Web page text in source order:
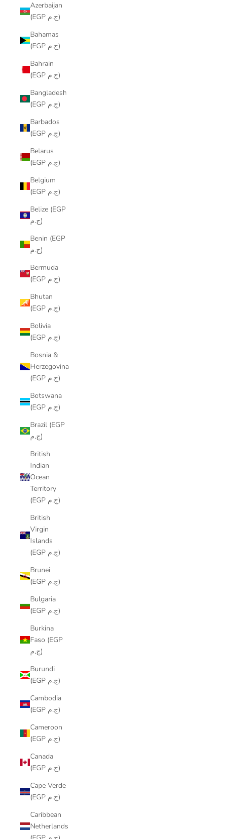
Azerbaijan
(EGP ج.م)
Bahamas
(EGP ج.م)
Bahrain
(EGP ج.م)
Bangladesh
(EGP ج.م)
Barbados
(EGP ج.م)
Belarus
(EGP ج.م)
Belgium
(EGP ج.م)
Belize (EGP
ج.م)
Benin (EGP
ج.م)
Bermuda
(EGP ج.م)
Bhutan
(EGP ج.م)
Bolivia
(EGP ج.م)
Bosnia &
Herzegovina
(EGP ج.م)
Botswana
(EGP ج.م)
Brazil (EGP
ج.م)
British
Indian
Ocean
Territory
(EGP ج.م)
British
Virgin
Islands
(EGP ج.م)
Brunei
(EGP ج.م)
Bulgaria
(EGP ج.م)
Burkina
Faso (EGP
ج.م)
Burundi
(EGP ج.م)
Cambodia
(EGP ج.م)
Cameroon
(EGP ج.م)
Canada
(EGP ج.م)
Cape Verde
(EGP ج.م)
Caribbean
Netherlands